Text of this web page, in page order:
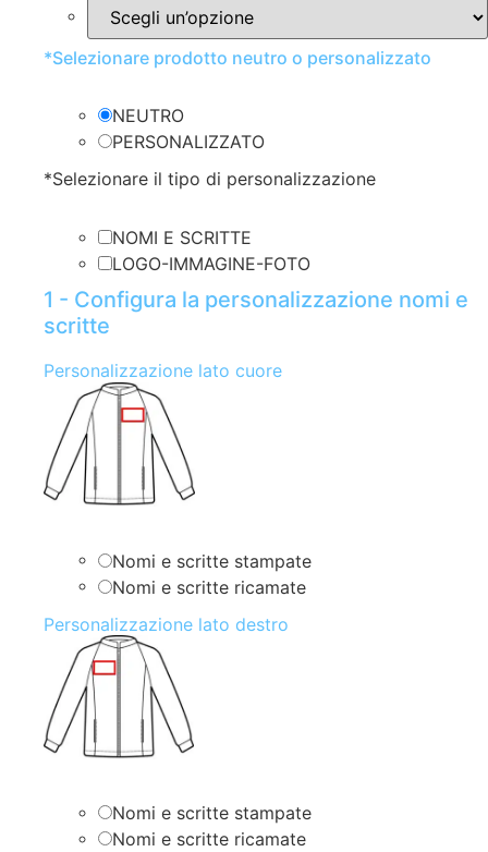
*Selezionare prodotto neutro o personalizzato
NEUTRO
PERSONALIZZATO
*Selezionare il tipo di personalizzazione
NOMI E SCRITTE
LOGO-IMMAGINE-FOTO
1 - Configura la personalizzazione nomi e
scritte
Personalizzazione lato cuore
Nomi e scritte stampate
Nomi e scritte ricamate
Personalizzazione lato destro
Nomi e scritte stampate
Nomi e scritte ricamate